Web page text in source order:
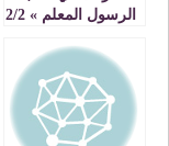
الرسول المعلم » 2/2